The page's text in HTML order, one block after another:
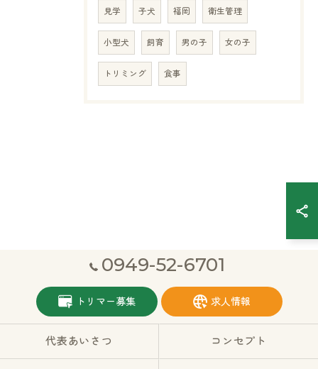
見学 子犬 福岡 衛生管理
小型犬 飼育 男の子 女の子
トリミング 食事
0949-52-6701
トリマー募集 求人情報
代表あいさつ コンセプト